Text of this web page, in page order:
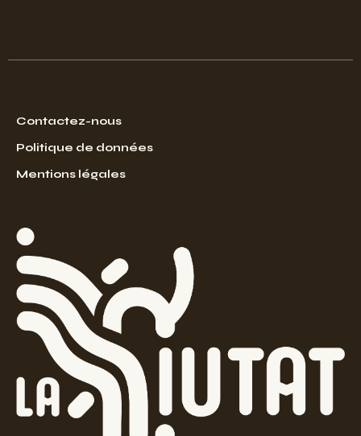
Contactez-nous
Politique de données
Mentions légales